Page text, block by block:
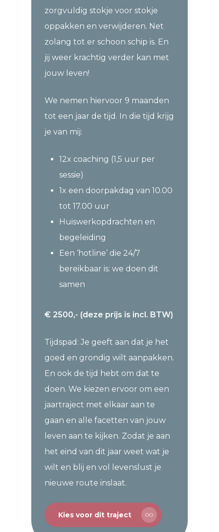
zorgvuldig stokje voor stokje
oppakken en verwijderen. Net
zolang tot er schoon schip is. En
jij weer krachtig verder kan met
jouw leven!
We nemen hiervoor 9 maanden
tot een jaar de tijd. In die tijd krijg
je van mij:
12x coaching (1,5 uur per
sessie)
1x een doorpakdag van 10.00
tot 17.00 uur
Huiswerkopdrachten en
begeleiding
Een ‘hotline’ die 24/7
bereikbaar is: we doen dit
samen
€ 2500,- (deze prijs is incl. BTW)
Tijdspad: Je geeft aan dat je het
goed en grondig wilt aanpakken.
En ook de tijd hebt om dat te
doen. We kiezen ervoor om een
jaartraject met elkaar aan te
gaan en alle facetten van jouw
leven aan te kijken. Zodat je aan
het eind van dit jaar weet wat je
wilt en blij en vol levenslust je
nieuwe route inslaat.
Kies voor dit traject